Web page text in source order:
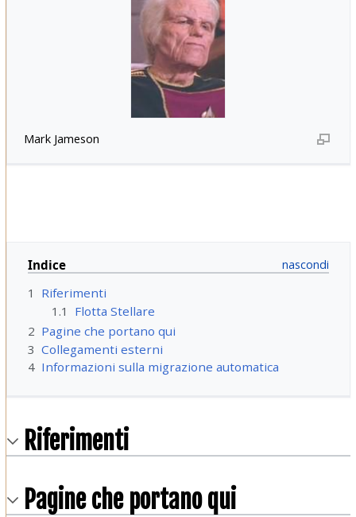
Mark Jameson
Indice
1
Riferimenti
1.1
Flotta Stellare
2 Pagine che portano qui
3 Collegamenti esterni
4 Informazioni sulla migrazione automatica
Riferimenti
Pagine che portano qui